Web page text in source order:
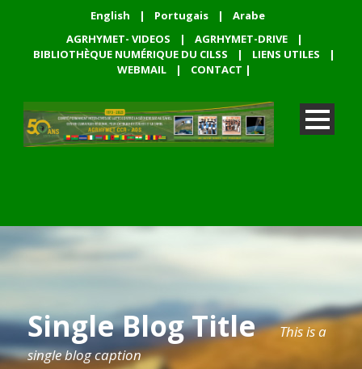
English | Portugais |
Arabe
AGRHYMET- VIDEOS
| AGRHYMET-DRIVE
|
BIBLIOTHÈQUE NUMÉRIQUE DU CILSS
| LIENS UTILES
|
WEBMAIL
| CONTACT |
Single Blog Title
This is a
single blog caption